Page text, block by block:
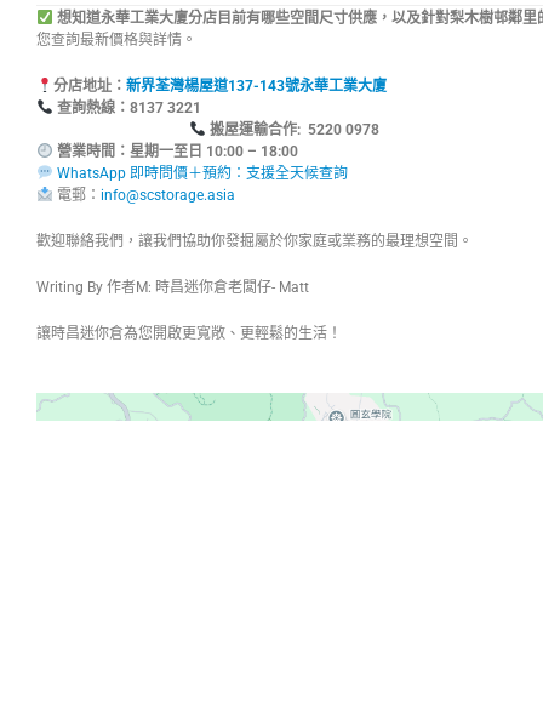
想知道永華工業大廈分店目前有哪些空間尺寸供應，以及針對梨木樹邨鄰里
您查詢最新價格與詳情。
分店地址： 新界荃灣楊屋道137-143號永華工業大廈
查詢熱線：
搬屋運輸合作: 5220 0978
營業時間：星期一至日 10:00 – 18:00
WhatsApp 即時問價＋預約：支援全天候查詢
電郵： info@scstorage.asia
歡迎聯絡我們，讓我們協助你發掘屬於你家庭或業務的最理想空間。
Writing By 作者M: 時昌迷你倉老闆仔- Matt
讓時昌迷你倉為您開啟更寬敞、更輕鬆的生活！